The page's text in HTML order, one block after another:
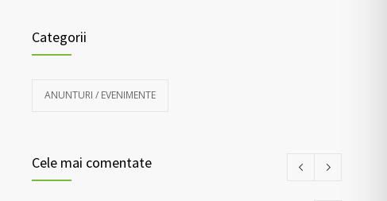
Categorii
ANUNTURI / EVENIMENTE
Cele mai comentate